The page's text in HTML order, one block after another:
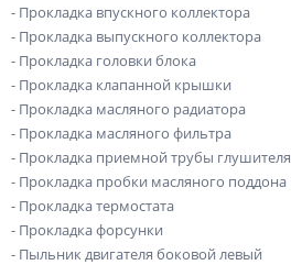
- Прокладка впускного коллектора
- Прокладка выпускного коллектора
- Прокладка головки блока
- Прокладка клапанной крышки
- Прокладка масляного радиатора
- Прокладка масляного фильтра
- Прокладка приемной трубы глушителя
- Прокладка пробки масляного поддона
- Прокладка термостата
- Прокладка форсунки
- Пыльник двигателя боковой левый